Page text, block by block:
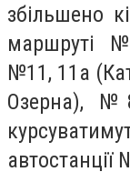
збільшено
маршруті
№11, 11а
Озерна),
автостанції